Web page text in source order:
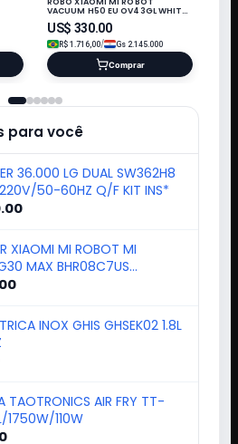
IN*
XIAOMI
ROBO XIAOMI MI ROBOT
VACUUM H50 EU OV43GL WHITE
220V-50-60HZ 458287
US$ 330.00
R$1.716,00/ Gs2.145.000
para você
36.000 LG DUAL SW362H8
XIAOMI MI ROBOT MI
INOX GHIS GHSEK02 1.8L
TAOTRONICS AIR FRY TT-